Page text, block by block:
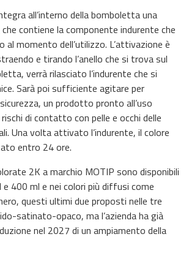
all’interno della bomboletta una
contiene la componente indurente che
al momento dell’utilizzo. L’attivazione è
e tirando l’anello che si trova sul
verrà rilasciato l’indurente che si
Sarà poi sufficiente agitare per
un prodotto pronto all’uso
di contatto con pelle e occhi delle
Una volta attivato l’indurente, il colore
entro 24 ore.
2K a marchio MOTIP sono disponibili
400 ml e nei colori più diffusi come
questi ultimi due proposti nelle tre
satinato-opaco, ma l’azienda ha già
nel 2027 di un ampiamento della